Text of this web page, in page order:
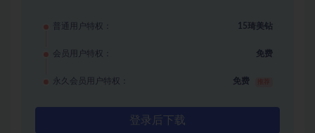
普通用户特权： 15琦美钻
会员用户特权： 免费
永久会员用户特权： 免费
登录后下载